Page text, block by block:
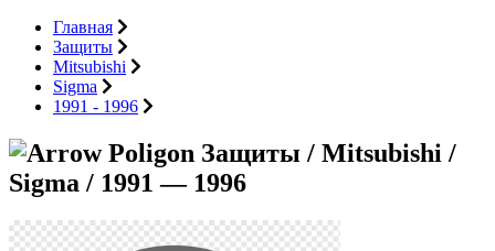
Главная
Защиты
Mitsubishi
Sigma
1991 - 1996
Защиты / Mitsubishi /
Sigma / 1991 — 1996